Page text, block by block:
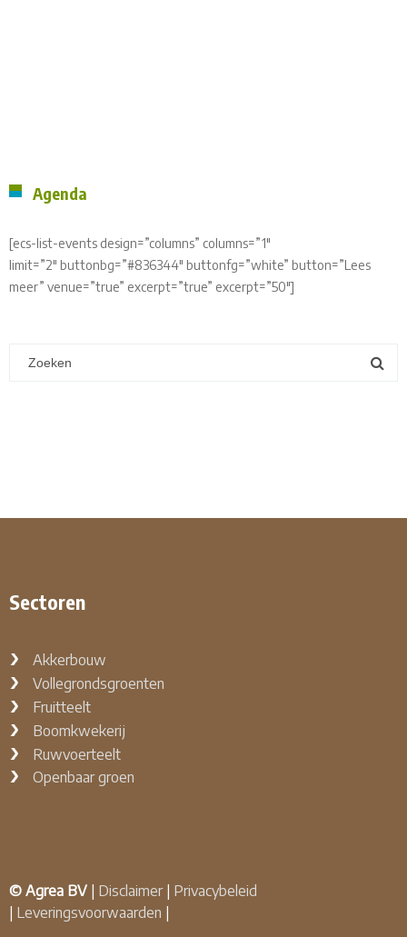
Agenda
[ecs-list-events design=”columns” columns=”1″
limit=”2″ buttonbg=”#836344″ buttonfg=”white” button=”Lees
meer” venue=”true” excerpt=”true” excerpt=”50″]
Sectoren
Akkerbouw
Vollegrondsgroenten
Fruitteelt
Boomkwekerij
Ruwvoerteelt
Openbaar groen
© Agrea BV Disclaimer| Privacybeleid
Leveringsvoorwaarden